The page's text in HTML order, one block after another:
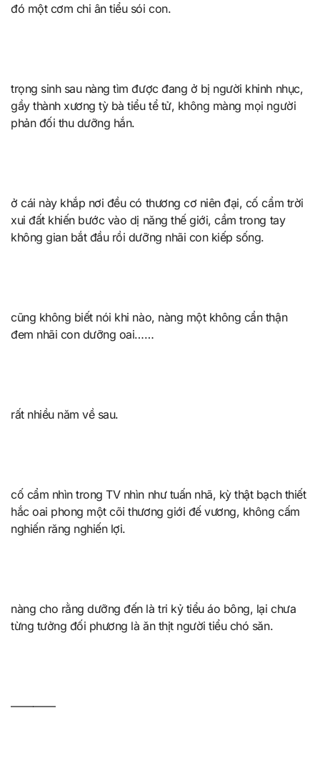
đó một cơm chi ân tiểu sói con.
trọng sinh sau nàng tìm được đang ở bị người khinh nhục,
gầy thành xương tỳ bà tiểu tể tử, không màng mọi người
phản đối thu dưỡng hắn.
ở cái này khắp nơi đều có thương cơ niên đại, cố cẩm trời
xui đất khiến bước vào dị năng thế giới, cầm trong tay
không gian bắt đầu rồi dưỡng nhãi con kiếp sống.
cũng không biết nói khi nào, nàng một không cẩn thận
đem nhãi con dưỡng oai……
rất nhiều năm về sau.
cố cẩm nhìn trong TV nhìn như tuấn nhã, kỳ thật bạch thiết
hắc oai phong một cõi thương giới đế vương, không cấm
nghiến răng nghiến lợi.
nàng cho rằng dưỡng đến là tri kỷ tiểu áo bông, lại chưa
từng tưởng đối phương là ăn thịt người tiểu chó săn.
————